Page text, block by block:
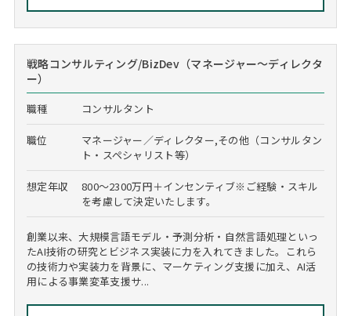
戦略コンサルティング/BizDev（マネージャー～ディレクタ
ー）
職種 コンサルタント
職位
マネージャー／ディレクター,その他（コンサルタン
ト・スペシャリスト等）
想定年収
800～2300万円＋インセンティブ※ご経験・スキル
を考慮して決定いたします。
創業以来、大規模言語モデル・予測分析・自然言語処理といっ
たAI技術の研究とビジネス実装に力を入れてきました。これら
の技術力や実装力を背景に、マーケティング支援に加え、AI活
用による事業変革支援サ...